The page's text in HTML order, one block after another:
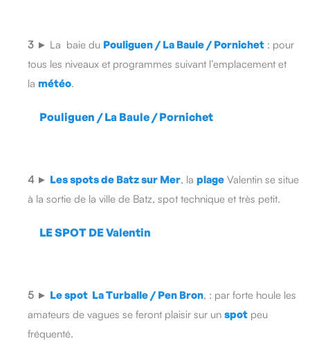
3 ► La baie du Pouliguen / La Baule / Pornichet : pour
tous les niveaux et programmes suivant l’emplacement et
la météo.
Pouliguen / La Baule / Pornichet
4 ► Les spots de Batz sur Mer, la plage Valentin se situe
à la sortie de la ville de Batz, spot technique et très petit.
LE SPOT DE Valentin
5 ► Le spot La Turballe / Pen Bron, : par forte houle les
amateurs de vagues se feront plaisir sur un spot peu
fréquenté.